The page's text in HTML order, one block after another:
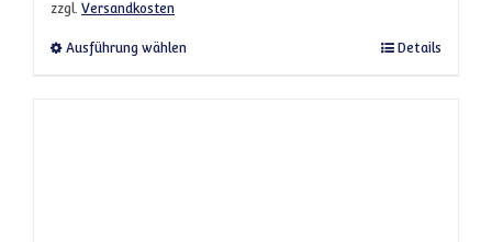
zzgl. Versandkosten
Ausführung wählen Dieses Produkt weist mehrere Varianten
Details